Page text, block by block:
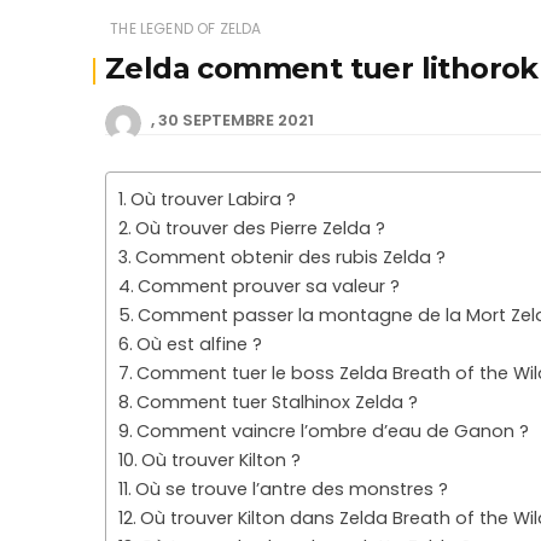
THE LEGEND OF ZELDA
Zelda comment tuer lithorok
30 SEPTEMBRE 2021
Où trouver Labira ?
Où trouver des Pierre Zelda ?
Comment obtenir des rubis Zelda ?
Comment prouver sa valeur ?
Comment passer la montagne de la Mort
Où est alfine ?
Comment tuer le boss Zelda Breath of the
Comment tuer Stalhinox Zelda ?
Comment vaincre l’ombre d’eau de Ganon ?
Où trouver Kilton ?
Où se trouve l’antre des monstres ?
Où trouver Kilton dans Zelda Breath of the